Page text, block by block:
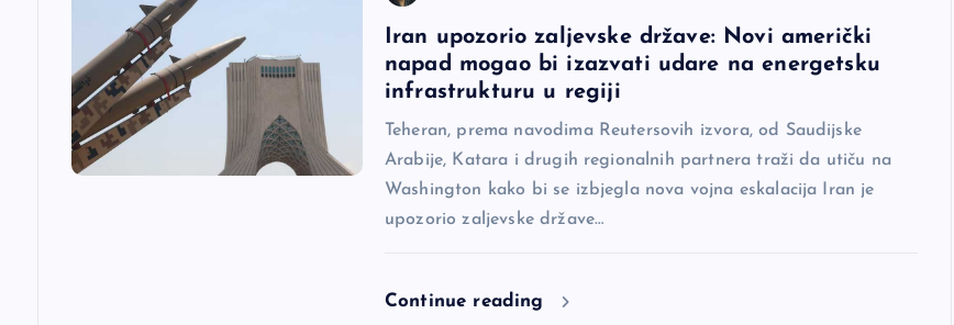
Iran upozorio zaljevske države: Novi američki
napad mogao bi izazvati udare na energetsku
infrastrukturu u regiji
Teheran, prema navodima Reutersovih izvora, od Saudijske
Arabije, Katara i drugih regionalnih partnera traži da utiču na
Washington kako bi se izbjegla nova vojna eskalacija Iran je
upozorio zaljevske države…
Continue reading